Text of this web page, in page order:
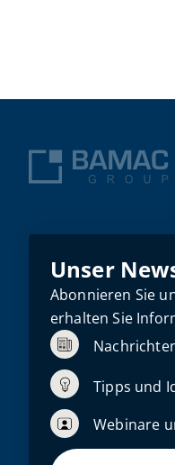
Unser
Abonnieren Sie
erhalten Sie
Tipps und
Webinare